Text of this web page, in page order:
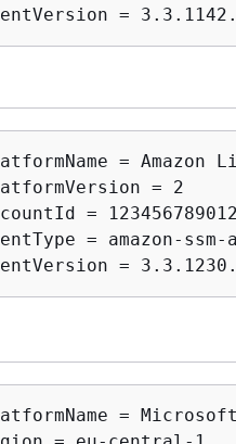
= Amazon
= 2
= 123456789012
= amazon-ssm-
=
=